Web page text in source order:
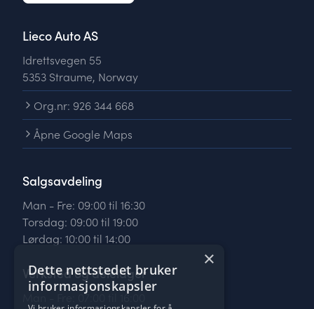
Lieco Auto AS
Idrettsvegen 55
5353 Straume, Norway
Org.nr: 926 344 668
Åpne Google Maps
Salgsavdeling
Man - Fre: 09:00 til 16:30
Torsdag: 09:00 til 19:00
Lørdag: 10:00 til 14:00
Verksted og delelager
Man - Fre: 07:00 til 16:00
×
Dette nettstedet bruker
informasjonskapsler